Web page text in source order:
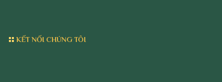
KẾT NỐI CHÚNG TÔI